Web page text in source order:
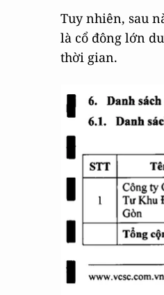
Tuy nhiên, sau
là cổ đông lớn
thời gian.